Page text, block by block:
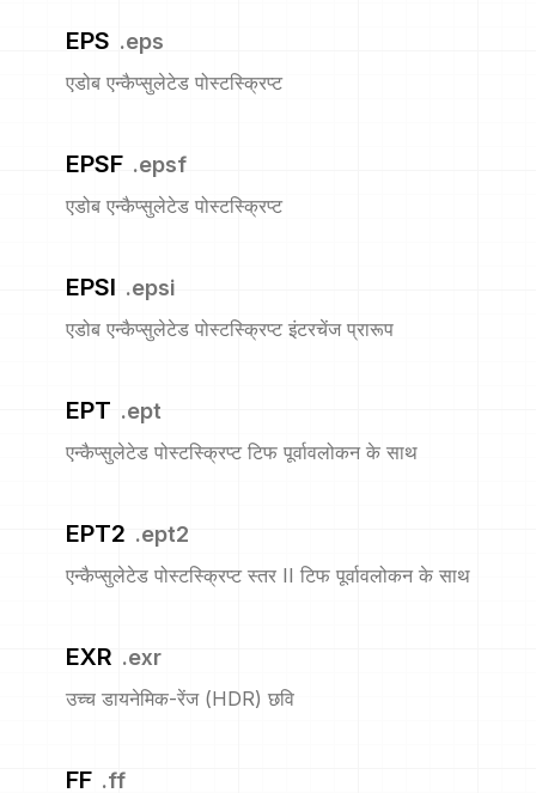
EPS .eps
एडोब एन्कैप्सुलेटेड पोस्टस्क्रिप्ट
EPSF .epsf
एडोब एन्कैप्सुलेटेड पोस्टस्क्रिप्ट
EPSI .epsi
एडोब एन्कैप्सुलेटेड पोस्टस्क्रिप्ट इंटरचेंज प्रारूप
EPT .ept
एन्कैप्सुलेटेड पोस्टस्क्रिप्ट टिफ पूर्वावलोकन के साथ
EPT2 .ept2
एन्कैप्सुलेटेड पोस्टस्क्रिप्ट स्तर II टिफ पूर्वावलोकन के साथ
EXR .exr
उच्च डायनेमिक-रेंज (HDR) छवि
FF .ff